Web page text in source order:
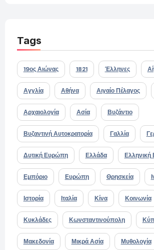
Tags
19ος Αιώνας 1821 Έλληνες
Αγγλία Αθήνα Αιγαίο Πέλαγος
Αρχαιολογία Ασία Βυζάντιο
Βυζαντινή Αυτοκρατορία Γαλλία
Δυτική Ευρώπη Ελλάδα
Εμπόριο Ευρώπη Θρησκεία
Ιστορία Ιταλία Κίνα Κοινωνία
Κυκλάδες Κωνσταντινούπολη
Μακεδονία Μικρά Ασία Μυθολογία